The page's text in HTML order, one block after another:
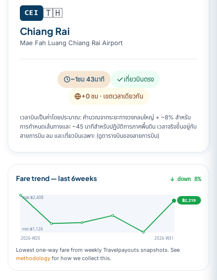
CEI 🇹🇭
Chiang Rai
Mae Fah Luang Chiang Rai Airport
~1ชม 43นาที เที่ยวบินตรง
+0 ชม · เขตเวลาเดียวกัน
เวลาบินเป็นค่าโดยประมาณ: คำนวณจากระยะทางวงกลมใหญ่ + ~8% สำหรับ
การกำหนดเส้นทางและ ~45 นาทีสำหรับปฏิบัติการภาคพื้นดิน เวลาจริงขึ้นอยู่กับ
สายการบิน ลม และเที่ยวบินเฉพาะ (ดูตารางบินของสายการบิน)
Fare trend — last 6weeks ↓ down 8%
฿2,219
max ฿2,408
min ฿1,126
2026-W20
2026-W31
Lowest one-way fare from weekly Travelpayouts snapshots. See
methodology for how we collect this.